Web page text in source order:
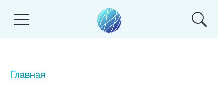
Главная